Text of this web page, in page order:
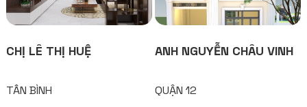
CHỊ LÊ THỊ HUỆ
TÂN BÌNH
ANH NGUYỄN CHÂU VINH
QUẬN 12